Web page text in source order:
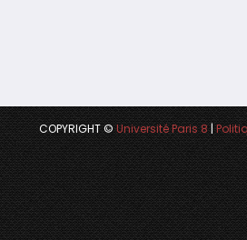
COPYRIGHT ©Université Paris 8|